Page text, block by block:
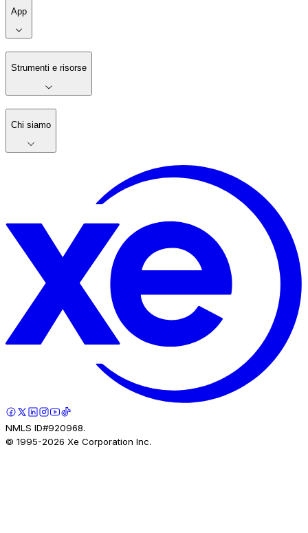
App
Strumenti e risorse
Chi siamo
NMLS ID#920968.
© 1995-2026 Xe Corporation Inc.